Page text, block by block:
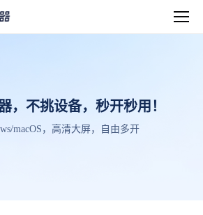
，不挑设备，秒开秒用！
macOS，高清大屏，自由多开